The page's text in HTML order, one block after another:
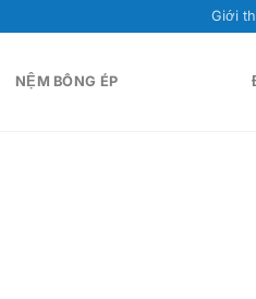
Giới
NỆM BÔNG ÉP